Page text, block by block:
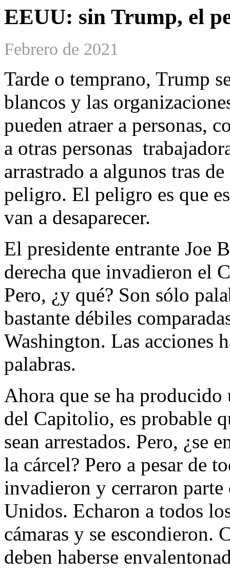
EEUU: sin Trump, el
Febrero de 2021
Tarde o temprano, Trump
blancos y las
pueden atraer a personas,
a otras personas
arrastrado a algunos tras
peligro. El peligro es que
van a desaparecer.
El presidente entrante Joe
derecha que invadieron el
Pero, ¿y qué? Son sólo
bastante débiles
Washington. Las acciones
palabras.
Ahora que se ha
del Capitolio, es probable
sean arrestados. Pero, ¿se
la cárcel? Pero a pesar de
invadieron y cerraron
Unidos. Echaron a todos
cámaras y se escondieron.
deben haberse